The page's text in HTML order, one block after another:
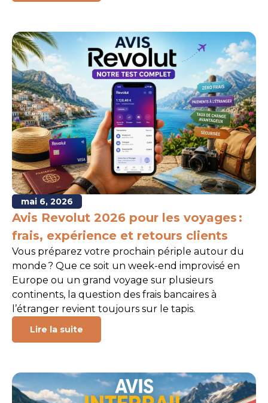
mai 6, 2026
Avis Revolut 2026 pour les voyages :
frais, expérience et retours clients
Vous préparez votre prochain périple autour du
monde ? Que ce soit un week-end improvisé en
Europe ou un grand voyage sur plusieurs
continents, la question des frais bancaires à
l’étranger revient toujours sur le tapis.
Lire la suite